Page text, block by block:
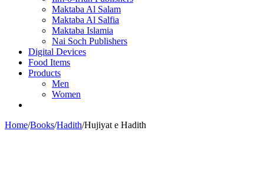
Maktaba Al Salam
Maktaba Al Salfia
Maktaba Islamia
Nai Soch Publishers
Digital Devices
Food Items
Products
Men
Women
Home/Books/Hadith/Hujiyat e Hadith